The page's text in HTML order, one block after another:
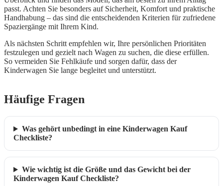
passt. Achten Sie besonders auf Sicherheit, Komfort und praktische
Handhabung – das sind die entscheidenden Kriterien für zufriedene
Spaziergänge mit Ihrem Kind.
Als nächsten Schritt empfehlen wir, Ihre persönlichen Prioritäten
festzulegen und gezielt nach Wagen zu suchen, die diese erfüllen.
So vermeiden Sie Fehlkäufe und sorgen dafür, dass der
Kinderwagen Sie lange begleitet und unterstützt.
Häufige Fragen
Was gehört unbedingt in eine Kinderwagen Kauf
Checkliste?
Wie wichtig ist die Größe und das Gewicht bei der
Kinderwagen Kauf Checkliste?